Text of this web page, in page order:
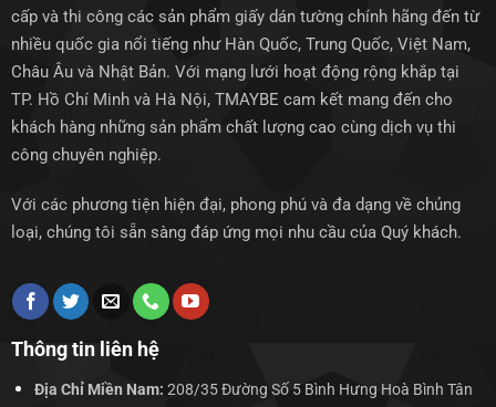
cấp và thi công các sản phẩm giấy dán tường chính hãng đến từ
nhiều quốc gia nổi tiếng như Hàn Quốc, Trung Quốc, Việt Nam,
Châu Âu và Nhật Bản. Với mạng lưới hoạt động rộng khắp tại
TP. Hồ Chí Minh và Hà Nội, TMAYBE cam kết mang đến cho
khách hàng những sản phẩm chất lượng cao cùng dịch vụ thi
công chuyên nghiệp.
Với các phương tiện hiện đại, phong phú và đa dạng về chủng
loại, chúng tôi sẵn sàng đáp ứng mọi nhu cầu của Quý khách.
Thông tin liên hệ
Địa Chỉ Miền Nam: 208/35 Đường Số 5 Bình Hưng Hoà Bình Tân